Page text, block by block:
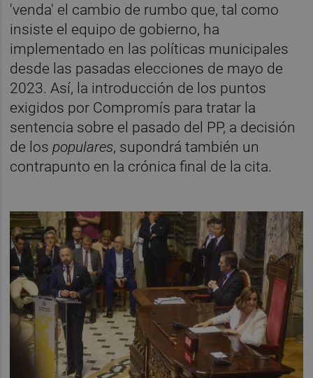
'venda' el cambio de rumbo que, tal como
insiste el equipo de gobierno, ha
implementado en las políticas municipales
desde las pasadas elecciones de mayo de
2023. Así, la introducción de los puntos
exigidos por Compromís para tratar la
sentencia sobre el pasado del PP, a decisión
de lospopulares, supondrá también un
contrapunto en la crónica final de la cita.